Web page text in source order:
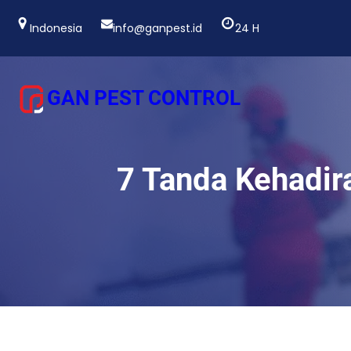
Indonesia info@ganpest.id 24 H
GAN PEST CONTROL
7 Tanda